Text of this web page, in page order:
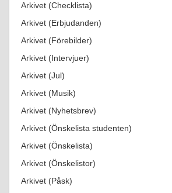
Arkivet (Checklista)
Arkivet (Erbjudanden)
Arkivet (Förebilder)
Arkivet (Intervjuer)
Arkivet (Jul)
Arkivet (Musik)
Arkivet (Nyhetsbrev)
Arkivet (Önskelista studenten)
Arkivet (Önskelista)
Arkivet (Önskelistor)
Arkivet (Påsk)